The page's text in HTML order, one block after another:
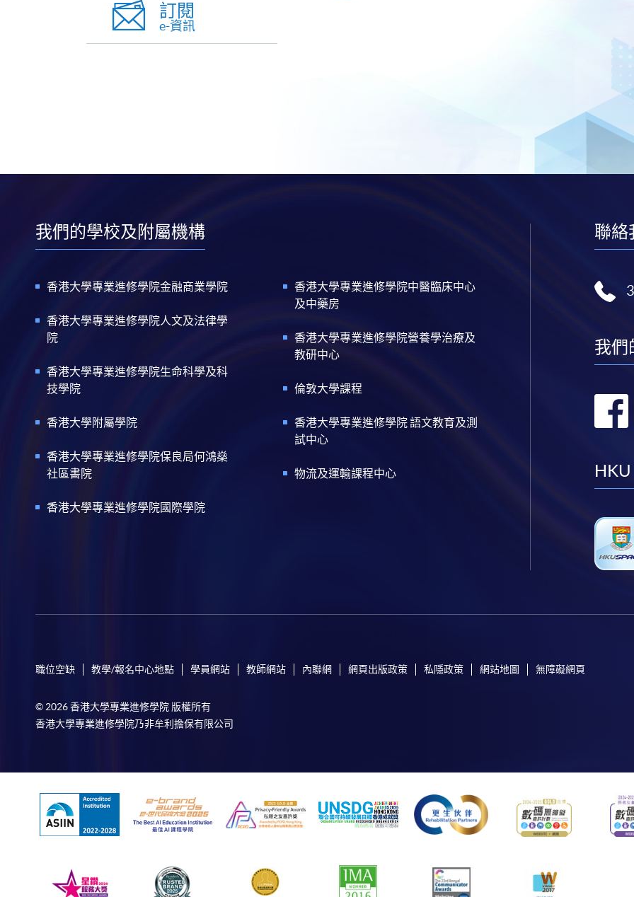
訂閱
e-資訊
我們的學校及附屬機構
香港大學專業進修學院金融商業學院
香港大學專業進修學院人文及法律學
院
香港大學專業進修學院生命科學及科
技學院
香港大學附屬學院
香港大學專業進修學院保良局何鴻燊
社區書院
香港大學專業進修學院國際學院
香港大學專業進修學院中醫臨床中心
及中藥房
香港大學專業進修學院營養學治療及
教研中心
倫敦大學課程
香港大學專業進修學院 語文教育及測
試中心
物流及運輸課程中心
聯絡
我們
HKU
職位空缺 教學/報名中心地點 學員網站 教師網站 內聯網 網頁出版政策 私隱政策 網站地圖 無障礙網頁
© 2026 香港大學專業進修學院 版權所有
香港大學專業進修學院乃非牟利擔保有限公司